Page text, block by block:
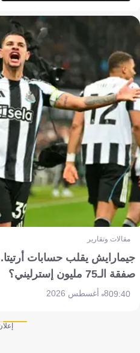
مقالات وتقارير
جيمارايش يقلب حسابات
صفقة الـ75 مليون إسترليني؟
09:408 أغسطس 2026